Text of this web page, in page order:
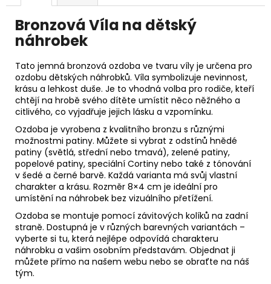
Bronzová Víla na dětský
náhrobek
Tato jemná bronzová ozdoba ve tvaru víly je určena pro
ozdobu dětských náhrobků. Víla symbolizuje nevinnost,
krásu a lehkost duše. Je to vhodná volba pro rodiče, kteří
chtějí na hrobě svého dítěte umístit něco něžného a
citlivého, co vyjadřuje jejich lásku a vzpomínku.
Ozdoba je vyrobena z kvalitního bronzu s různými
možnostmi patiny. Můžete si vybrat z odstínů hnědé
patiny (světlá, střední nebo tmavá), zelené patiny,
popelové patiny, speciální Cortiny nebo také z tónování
v šedé a černé barvě. Každá varianta má svůj vlastní
charakter a krásu. Rozměr 8×4 cm je ideální pro
umístění na náhrobek bez vizuálního přetížení.
Ozdoba se montuje pomocí závitových kolíků na zadní
straně. Dostupná je v různých barevných variantách –
vyberte si tu, která nejlépe odpovídá charakteru
náhrobku a vašim osobním představám. Objednat ji
můžete přímo na našem webu nebo se obraťte na náš
tým.